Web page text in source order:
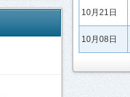
10月21日
10月08日